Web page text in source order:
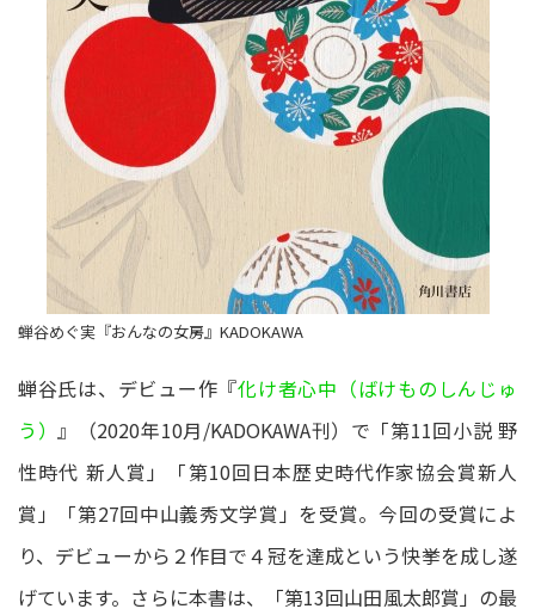
蝉谷めぐ実『おんなの女房』KADOKAWA
蝉谷氏は、デビュー作『化け者心中（ばけものしんじゅ
う） 』（2020年10月/KADOKAWA刊）で「第11回小説 野
性時代 新人賞」「第10回日本歴史時代作家協会賞新人
賞」「第27回中山義秀文学賞」を受賞。今回の受賞によ
り、デビューから２作目で４冠を達成という快挙を成し遂
げています。さらに本書は、「第13回山田風太郎賞」の最